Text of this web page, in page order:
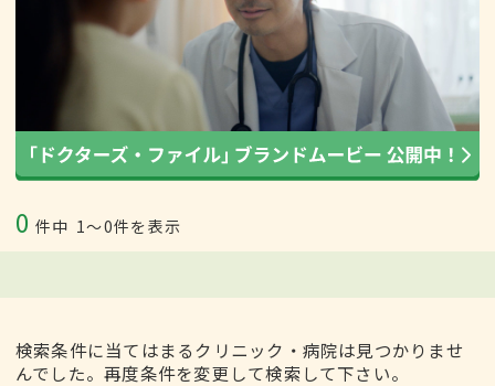
0 件中 1〜0件を表示
検索条件に当てはまるクリニック・病院は見つかりませ
んでした。再度条件を変更して検索して下さい。